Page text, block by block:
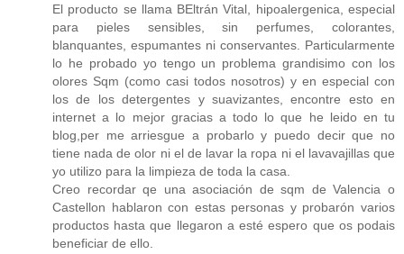
El producto se llama BEltrán Vital, hipoalergenica, especial
para pieles sensibles, sin perfumes, colorantes,
blanquantes, espumantes ni conservantes. Particularmente
lo he probado yo tengo un problema grandisimo con los
olores Sqm (como casi todos nosotros) y en especial con
los de los detergentes y suavizantes, encontre esto en
internet a lo mejor gracias a todo lo que he leido en tu
blog,per me arriesgue a probarlo y puedo decir que no
tiene nada de olor ni el de lavar la ropa ni el lavavajillas que
yo utilizo para la limpieza de toda la casa.
Creo recordar qe una asociación de sqm de Valencia o
Castellon hablaron con estas personas y probarón varios
productos hasta que llegaron a esté espero que os podais
beneficiar de ello.